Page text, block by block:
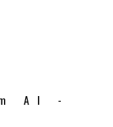
AI -